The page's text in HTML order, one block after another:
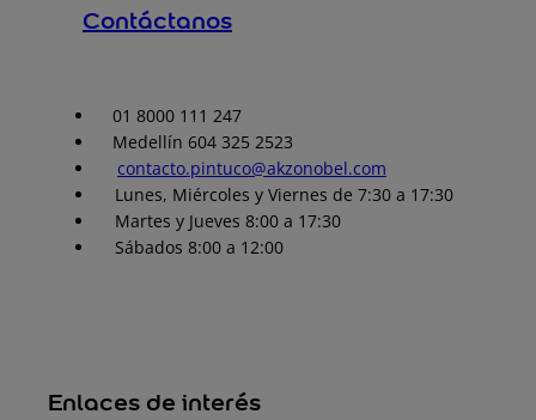
Contáctanos
01 8000 111 247
Medellín 604 325 2523
contacto.pintuco@akzonobel.com
Lunes, Miércoles y Viernes de 7:30 a 17:30
Martes y Jueves 8:00 a 17:30
Sábados 8:00 a 12:00
Enlaces de interés